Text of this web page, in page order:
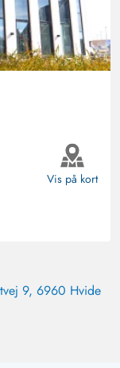
var rene.
med bil.
Vis på kort
9, 6960 Hvide